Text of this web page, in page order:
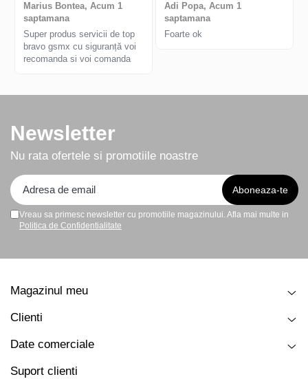
Marius Bontea, Acum 1
saptamana
Super produs servicii de top
bravo gsmx cu siguranță voi
recomanda si voi comanda
Adi Popa, Acum 1
saptamana
Foarte ok
Newsletter
Nu rata ofertele si promotiile noastre
Vreau sa primesc newsletter cu promotiile magazinului. Afla mai multe in
Politica de Confidentialitate
Magazinul meu
Clienti
Date comerciale
Suport clienti